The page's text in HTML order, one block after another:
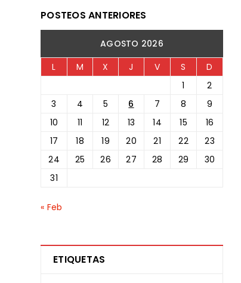
POSTEOS ANTERIORES
AGOSTO 2026
L
M X J V S
D
1
2
3
4 5 6 7 8
9
10
11 12 13 14 15
16
17
18 19 20 21 22
23
24
25 26 27 28 29
30
31
« Feb
ETIQUETAS